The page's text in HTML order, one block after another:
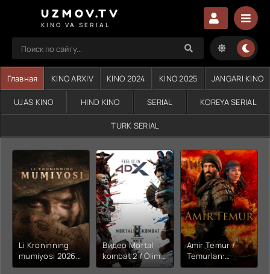
UZMOV.TV
KINO VA SERIAL
Главная KINO ARXIV KINO 2024 KINO 2025 JANGARI KINO
UJAS KINO HIND KINO SERIAL KOREYA SERIAL
TURK SERIAL
Li Kroninning
mumiyosi 2026
(uzbek tilida
Видео Mortal
kombat 2 / Ólim
jangi 2 (2026)
Amir Temur /
Temurlan:
Fathchining